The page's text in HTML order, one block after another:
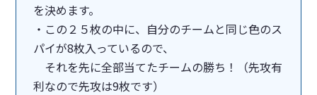
を決めます。
・この２５枚の中に、自分のチームと同じ色のス
パイが8枚入っているので、
それを先に全部当てたチームの勝ち！（先攻有
利なので先攻は9枚です）